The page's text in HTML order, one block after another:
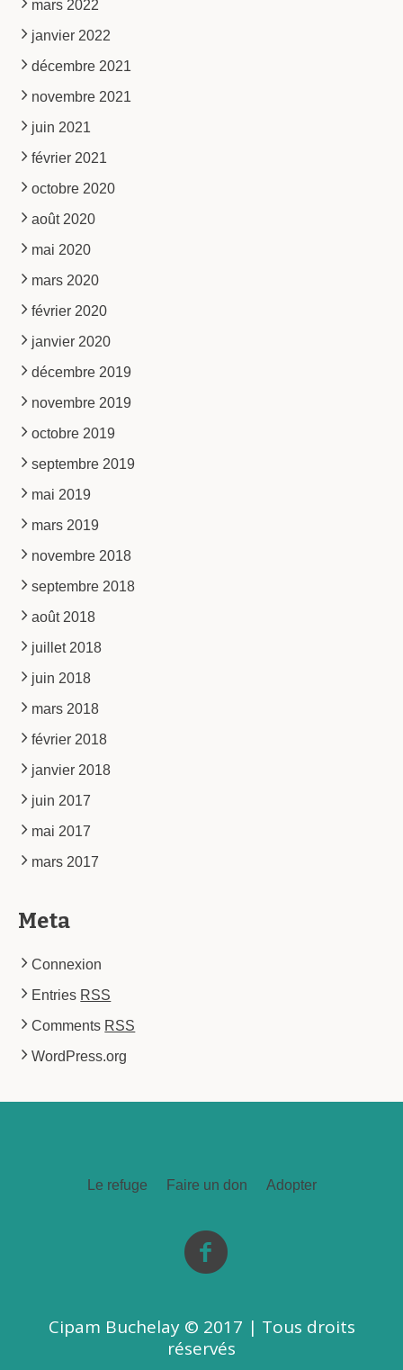
mars 2022
janvier 2022
décembre 2021
novembre 2021
juin 2021
février 2021
octobre 2020
août 2020
mai 2020
mars 2020
février 2020
janvier 2020
décembre 2019
novembre 2019
octobre 2019
septembre 2019
mai 2019
mars 2019
novembre 2018
septembre 2018
août 2018
juillet 2018
juin 2018
mars 2018
février 2018
janvier 2018
juin 2017
mai 2017
mars 2017
Meta
Connexion
Entries RSS
Comments RSS
WordPress.org
Le refuge Faire un don Adopter
Cipam Buchelay © 2017 | Tous droits
réservés